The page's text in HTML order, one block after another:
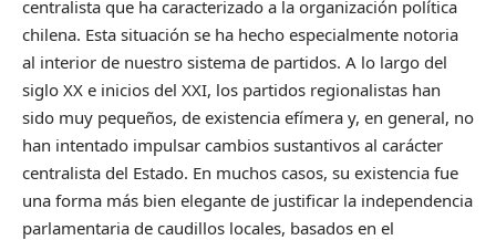
centralista que ha caracterizado a la organización política
chilena. Esta situación se ha hecho especialmente notoria
al interior de nuestro sistema de partidos. A lo largo del
siglo XX e inicios del XXI, los partidos regionalistas han
sido muy pequeños, de existencia efímera y, en general, no
han intentado impulsar cambios sustantivos al carácter
centralista del Estado. En muchos casos, su existencia fue
una forma más bien elegante de justificar la independencia
parlamentaria de caudillos locales, basados en el